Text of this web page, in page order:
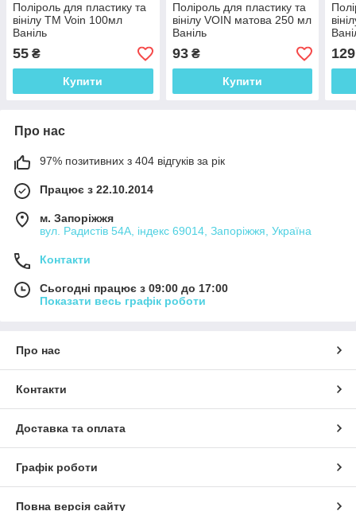
Поліроль для пластику та
вінілу ТМ Voin 100мл
Ваніль
55 ₴
Купити
Поліроль для пластику та
вінілу VOIN матова 250 мл
Ваніль
93₴
Купити
129
Про нас
97% позитивних з 404 відгуків за рік
Працює з 22.10.2014
м. Запоріжжя
вул. Радистів 54А, індекс 69014, Запоріжжя, Україна
Контакти
Сьогодні працює з 09:00 до 17:00
Показати весь графік роботи
Про нас
Контакти
Доставка та оплата
Графік роботи
Повна версія сайту